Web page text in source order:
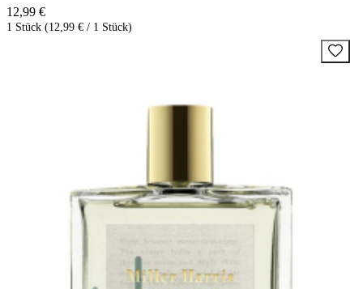
12,99 €
1 Stück (12,99 € / 1 Stück)